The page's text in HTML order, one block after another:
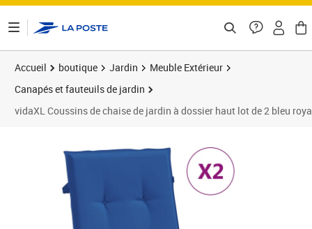
Accueil boutique Jardin
Meuble Extérieur
Canapés et fauteuils de jardin
vidaXL Coussins de chaise de jardin à dossier haut lot de 2 bleu